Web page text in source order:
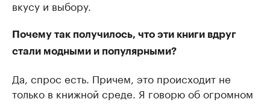
вкусу и выбору.
Почему так получилось, что эти книги вдруг
стали модными и популярными?
Да, спрос есть. Причем, это происходит не
только в книжной среде. Я говорю об огромном